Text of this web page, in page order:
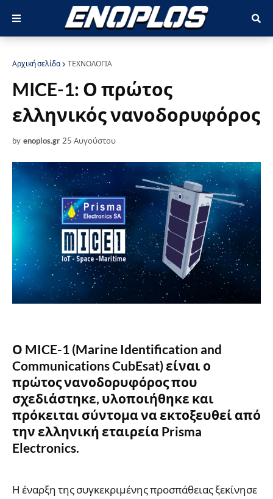
Αρχική σελίδα ΤΕΧΝΟΛΟΓΙΑ
MICE-1: Ο πρώτος
ελληνικός νανοδορυφόρος
by enoplos.gr 25 Αυγούστου
Ο MICE-1 (Marine Identification and
Communications CubEsat) είναι ο
πρώτος νανοδορυφόρος που
σχεδιάστηκε, υλοποιήθηκε και
πρόκειται σύντομα να εκτοξευθεί από
την ελληνική εταιρεία Prisma
Electronics.
Η έναρξη της συγκεκριμένης προσπάθειας ξεκίνησε